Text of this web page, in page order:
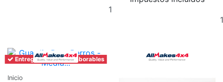
Añadir
Entrega en 6-7 días laborables
Inicio